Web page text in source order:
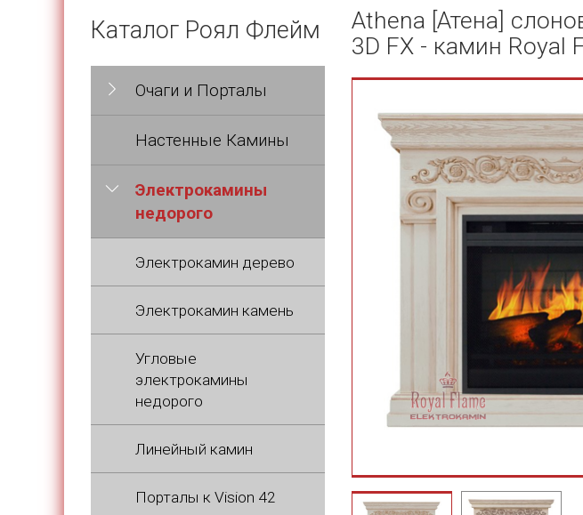
Athena [Атена]
3D FX - камин Royal
Каталог Роял Флейм
Очаги и Порталы
Настенные Камины
Электрокамины
недорого
Электрокамин дерево
Электрокамин камень
Угловые
электрокамины
недорого
Линейный камин
Порталы к Vision 42